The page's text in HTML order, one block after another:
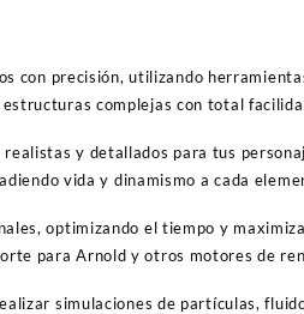
con precisión, utilizando
complejas con total
y detallados para tus
vida y dinamismo a cada
optimizando el tiempo y
para Arnold y otros motores de
simulaciones de partículas,